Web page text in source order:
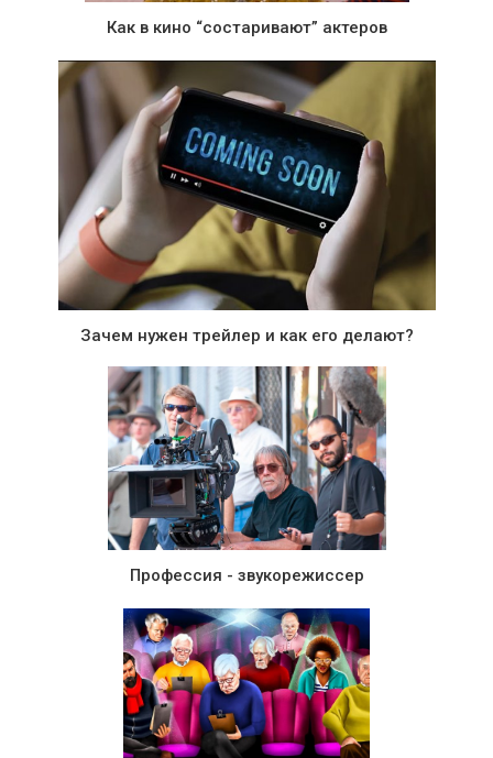
Как в кино “состаривают” актеров
Зачем нужен трейлер и как его делают?
Профессия - звукорежиссер